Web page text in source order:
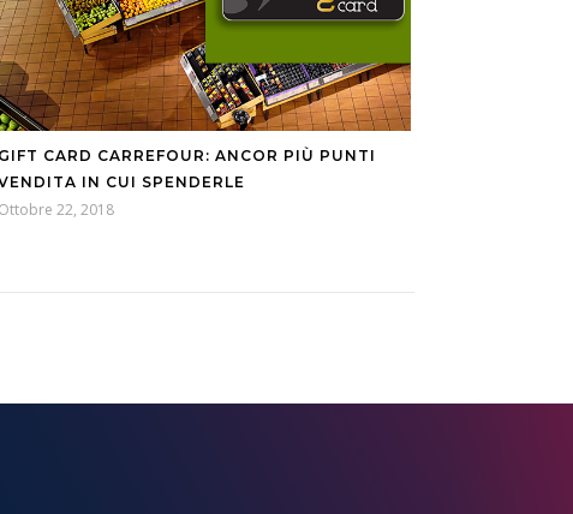
GIFT CARD CARREFOUR: ANCOR PIÙ PUNTI
IN CUI SPENDERLE
Ottobre 22, 2018